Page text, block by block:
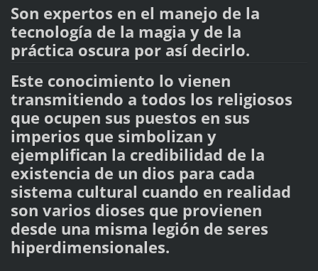
Son expertos en el manejo de la
tecnología de la magia y de la
práctica oscura por así decirlo.
Este conocimiento lo vienen
transmitiendo a todos los religiosos
que ocupen sus puestos en sus
imperios que simbolizan y
ejemplifican la credibilidad de la
existencia de un dios para cada
sistema cultural cuando en realidad
son varios dioses que provienen
desde una misma legión de seres
hiperdimensionales.